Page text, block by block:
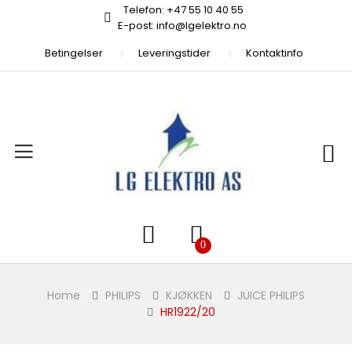
Telefon: +47 55 10 40 55
E-post: info@lgelektro.no
Betingelser
Leveringstider Kontaktinfo
Home PHILIPS KJØKKEN
JUICE PHILIPS
HR1922/20